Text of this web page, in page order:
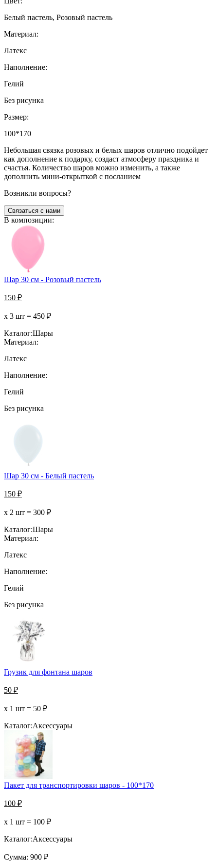
Белый пастель, Розовый пастель
Материал:
Латекс
Наполнение:
Гелий
Без рисунка
Размер:
100*170
Небольшая связка розовых и белых шаров отлично подойдет
как дополнение к подарку, создаст атмосферу праздника и
счастья. Количество шаров можно изменить, а также
дополнить мини-открыткой с посланием
Возникли вопросы?
Связаться с нами
В композиции:
Шар 30 см - Розовый пастель
150 ₽
х 3 шт = 450 ₽
Каталог:Шары
Материал:
Латекс
Наполнение:
Гелий
Без рисунка
Шар 30 см - Белый пастель
150 ₽
х 2 шт = 300 ₽
Каталог:Шары
Материал:
Латекс
Наполнение:
Гелий
Без рисунка
Грузик для фонтана шаров
50 ₽
х 1 шт = 50 ₽
Каталог:Аксессуары
Пакет для транспортировки шаров - 100*170
100 ₽
х 1 шт = 100 ₽
Каталог:Аксессуары
Сумма: 900 ₽